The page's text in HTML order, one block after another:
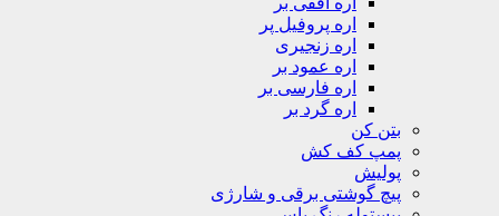
اره پروفیل پر
اره زنجیری
اره عمود بر
اره فارسی بر
اره گرد بر
بتن کن
پمپ کف کش
پولیش
پیچ گوشتی برقی و شارژی